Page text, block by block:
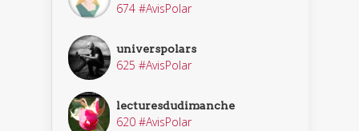
674 #AvisPolar
universpolars
625 #AvisPolar
lecturesdudimanche
620 #AvisPolar